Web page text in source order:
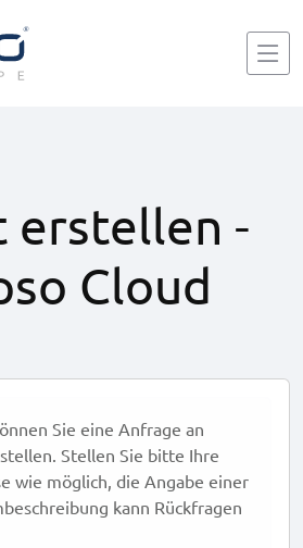
erstellen -
Cloud
Sie eine Anfrage an
Stellen Sie bitte Ihre
wie möglich, die Angabe einer
kann Rückfragen